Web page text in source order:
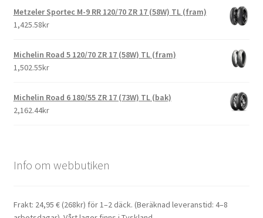
Metzeler Sportec M-9 RR 120/70 ZR 17 (58W) TL (fram)
1,425.58kr
Michelin Road 5 120/70 ZR 17 (58W) TL (fram)
1,502.55kr
Michelin Road 6 180/55 ZR 17 (73W) TL (bak)
2,162.44kr
Info om webbutiken
Frakt: 24,95 € (268kr) för 1–2 däck. (Beräknad leveranstid: 4–8